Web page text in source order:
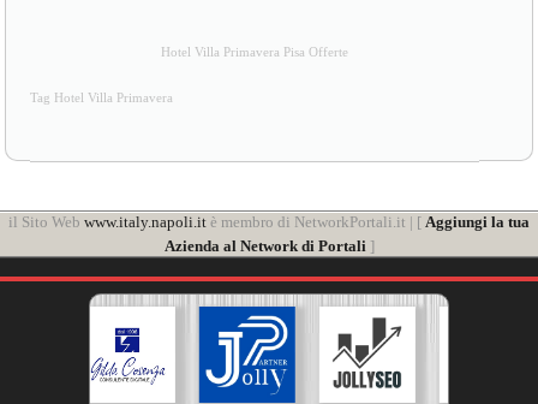
Hotel Villa Primavera Pisa Offerte
Tag Hotel Villa Primavera
il Sito Web www.italy.napoli.it è membro di NetworkPortali.it | [ Aggiungi la tua
Azienda al Network di Portali ]